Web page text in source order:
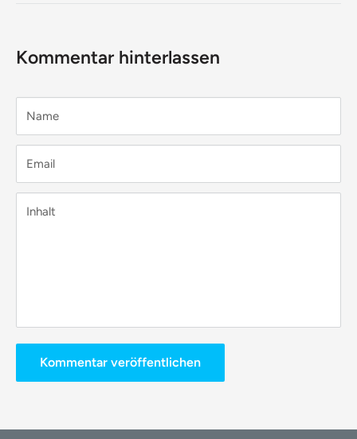
Kommentar hinterlassen
Name
Email
Inhalt
Kommentar veröffentlichen